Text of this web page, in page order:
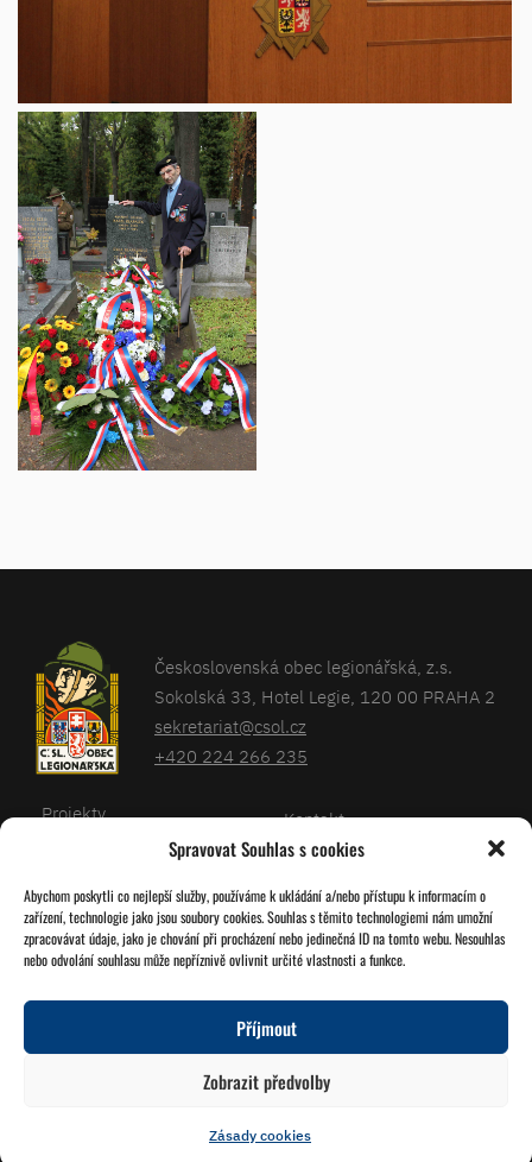
Spravovat Souhlas s cookies
Abychom poskytli co nejlepší služby, používáme k ukládání a/nebo přístupu k informacím o
zařízení, technologie jako jsou soubory cookies. Souhlas s těmito technologiemi nám umožní
zpracovávat údaje, jako je chování při procházení nebo jedinečná ID na tomto webu. Nesouhlas
nebo odvolání souhlasu může nepříznivě ovlivnit určité vlastnosti a funkce.
Příjmout
Zobrazit předvolby
Zásady cookies
Československá obec legionářská, z.s.
Sokolská 33, Hotel Legie, 120 00 PRAHA 2
sekretariat@csol.cz
+420 224 266 235
Sledujte nás!
Projekty
Kalendář
O nás
Kontakt
Databáze legionářů
Pro členy
Zásady cookies
Studio DružbaVytvořilMiroslav Tomášek